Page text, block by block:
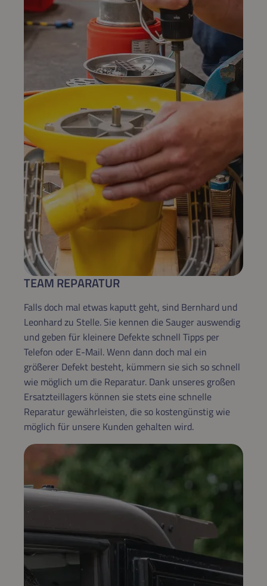
TEAM REPARATUR
Falls doch mal etwas kaputt geht, sind Bernhard und
Leonhard zu Stelle. Sie kennen die Sauger auswendig
und geben für kleinere Defekte schnell Tipps per
Telefon oder E-Mail. Wenn dann doch mal ein
größerer Defekt besteht, kümmern sie sich so schnell
wie möglich um die Reparatur. Dank unseres großen
Ersatzteillagers können sie stets eine schnelle
Reparatur gewährleisten, die so kostengünstig wie
möglich für unsere Kunden gehalten wird.